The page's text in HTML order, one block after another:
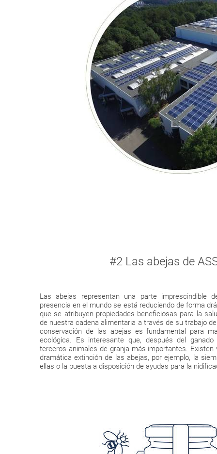
#2 Las abejas de
Las abejas representan una parte imprescindible
presencia en el mundo se está reduciendo de forma
que se atribuyen propiedades beneficiosas para la
de nuestra cadena alimentaria a través de su trabajo
conservación de las abejas es fundamental para
ecológica. Es interesante que, después del
terceros animales de granja más importantes. Existen
dramática extinción de las abejas, por ejemplo, la
ellas o la puesta a disposición de ayudas para la